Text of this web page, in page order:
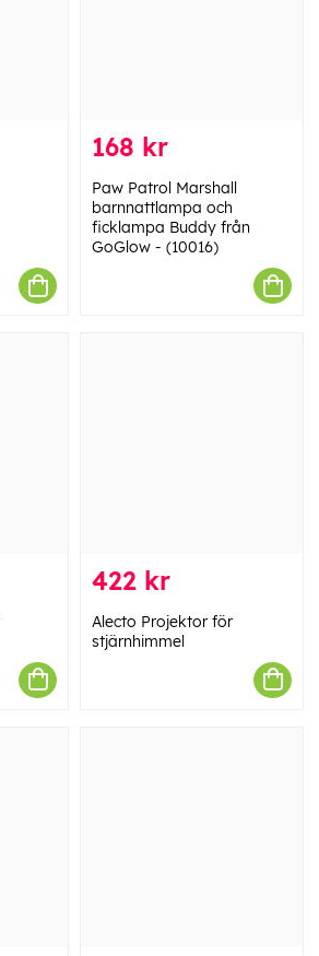
168 kr
Paw Patrol Marshall
barnnattlampa och
ficklampa Buddy från
GoGlow - (10016)
422 kr
Alecto Projektor för
stjärnhimmel